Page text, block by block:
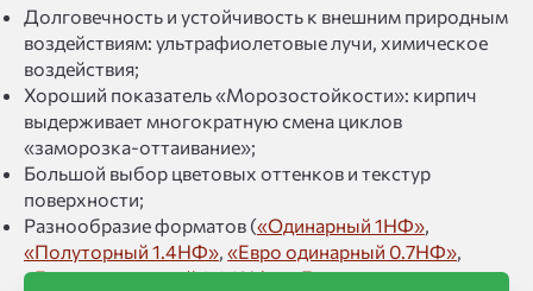
Долговечность и устойчивость к внешним природным
воздействиям: ультрафиолетовые лучи, химическое
воздействия;
Хороший показатель «Морозостойкости»: кирпич
выдерживает многократную смена циклов
«заморозка-оттаивание»;
Большой выбор цветовых оттенков и текстур
поверхности;
Разнообразие форматов («Одинарный 1НФ»,
«Полуторный 1.4НФ», «Евро одинарный 0.7НФ»,
«Евро утолщенный 0.96НФ»,«Евро половинка,